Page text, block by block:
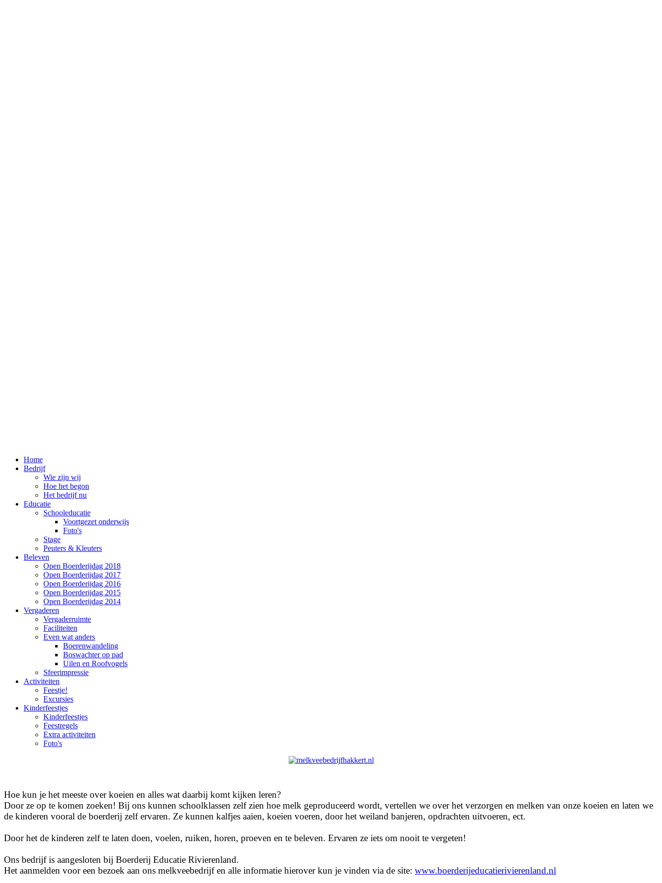
Home
Bedrijf
Wie zijn wij
Hoe het begon
Het bedrijf nu
Educatie
Schooleducatie
Voortgezet onderwijs
Foto's
Stage
Peuters & Kleuters
Beleven
Open Boerderijdag 2018
Open Boerderijdag 2017
Open Boerderijdag 2016
Open Boerderijdag 2015
Open Boerderijdag 2014
Vergaderen
Vergaderruimte
Faciliteiten
Even wat anders
Boerenwandeling
Boswachter op pad
Uilen en Roofvogels
Sfeerimpressie
Activiteiten
Feestje!
Excursies
Kinderfeestjes
Kinderfeestjes
Feestregels
Extra activiteiten
Foto's
Hoe kun je het meeste over koeien en alles wat daarbij komt kijken leren?
Door ze op te komen zoeken! Bij ons kunnen schoolklassen zelf zien hoe melk geproduceerd wordt, vertellen we over het verzorgen en melken van onze koeien en laten we
de kinderen vooral de boerderij zelf ervaren. Ze kunnen kalfjes aaien, koeien voeren, door het weiland banjeren, opdrachten uitvoeren, ect.
Door het de kinderen zelf te laten doen, voelen, ruiken, horen, proeven en te beleven. Ervaren ze iets om nooit te vergeten!
Ons bedrijf is aangesloten bij Boerderij Educatie Rivierenland.
Het aanmelden voor een bezoek aan ons melkveebedrijf en alle informatie hierover kun je vinden via de site: www.boerderijeducatierivierenland.nl